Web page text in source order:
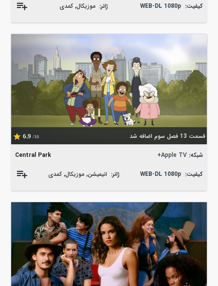
کیفیت: WEB-DL 1080p ژانر: موزیکال, کمدی
قسمت 13 فصل سوم اضافه شد 6.9 /10
Central Park شبکه: Apple TV+
کیفیت: WEB-DL 1080p ژانر: انیمیشن,موزیکال,کمدی